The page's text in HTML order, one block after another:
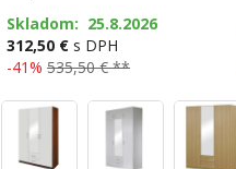
Skladom: 25.8.2026
312,50 € s DPH
-41% 535,50 € **